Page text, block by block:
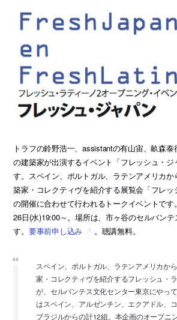
トラフの鈴野浩一、assistantの有山宙、畝森
の建築家が出演するイベント「フレッシュ・ジ
す。スペイン、ポルトガル、ラテンアメリカ
築家・コレクティヴを紹介する展覧会「フレッ
の開催に合わせて行われるトークイベントです
26日(水)19:00～。場所は、市ヶ谷のセルバン
す。 要事前申し込み 。聴講無料。
スペイン、ポルトガル、ラテンアメリカか
家・コレクティヴを紹介するフレッシュ・
が、セルバンテス文化センター東京にやっ
はスペイン、アルゼンチン、エクアドル、
ブラジルからの計12組。本企画のオープニ